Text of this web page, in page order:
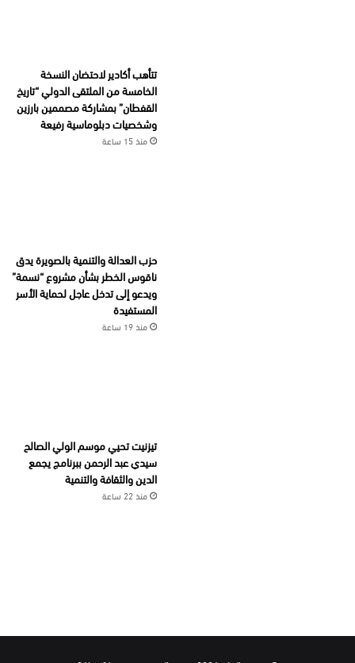
تتأهب أكادير لاحتضان النسخة
الخامسة من الملتقى الدولي “تاريخ
القفطان” بمشاركة مصممين بارزين
وشخصيات دبلوماسية رفيعة
منذ 15 ساعة
حزب العدالة والتنمية بالصويرة يدق
ناقوس الخطر بشأن مشروع “نسمة”
ويدعو إلى تدخل عاجل لحماية الأسر
المستفيدة
منذ 19 ساعة
تيزنيت تحيي موسم الولي الصالح
سيدي عبد الرحمن ببرنامج يجمع
الدين والثقافة والتنمية
منذ 22 ساعة